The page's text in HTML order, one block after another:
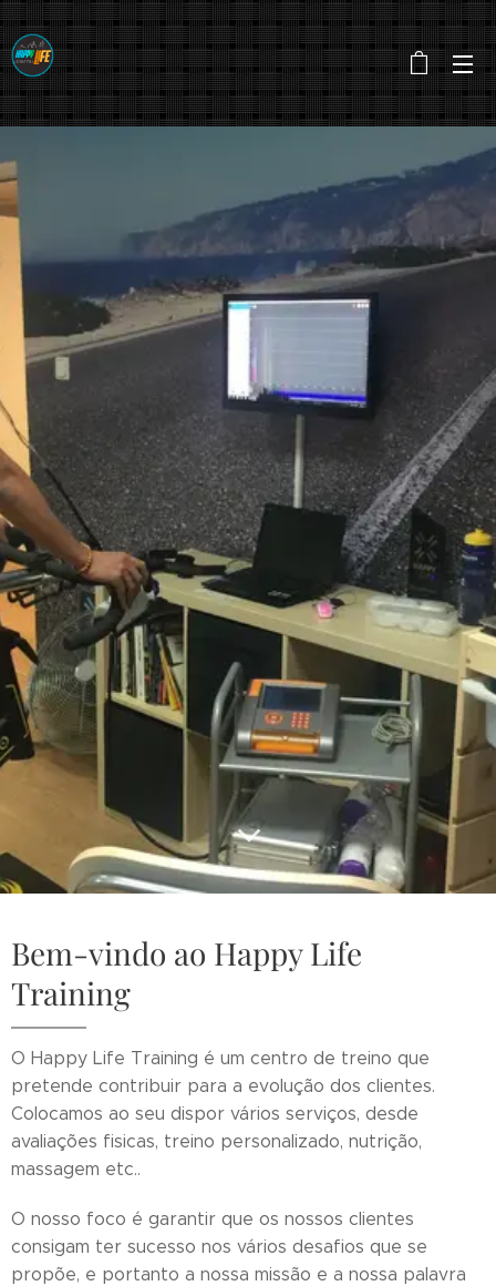
Bem-vindo ao Happy Life
Training
O Happy Life Training é um centro de treino que
pretende contribuir para a evolução dos clientes.
Colocamos ao seu dispor vários serviços, desde
avaliações fisicas, treino personalizado, nutrição,
massagem etc..
O nosso foco é garantir que os nossos clientes
consigam ter sucesso nos vários desafios que se
propõe, e portanto a nossa missão e a nossa palavra